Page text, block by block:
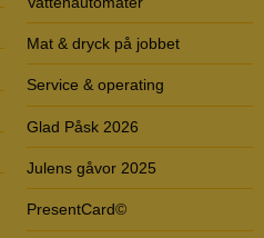
Mat & dryck på jobbet
Service & operating
Glad Påsk 2026
Julens gåvor 2025
PresentCard©